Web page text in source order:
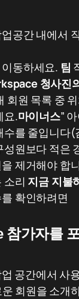
공간 내에서
동하세요. 팀
청사진
회원 목록 중
요.마이너스”
수를 줄입니다
성원보다 적은
제거해야 합
소리 지금 지불
확인하려면
참가자를
공간에서 사
회원을 소개